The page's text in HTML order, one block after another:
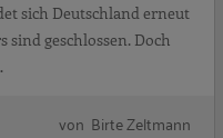
sich Deutschland erneut
sind geschlossen. Doch
von Birte Zeltmann